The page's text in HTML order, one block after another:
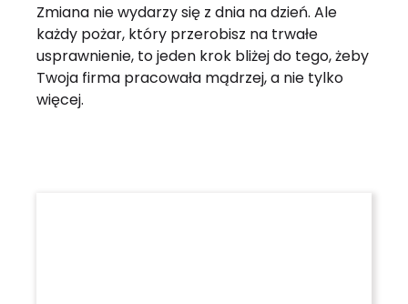
Zmiana nie wydarzy się z dnia na dzień. Ale
każdy pożar, który przerobisz na trwałe
usprawnienie, to jeden krok bliżej do tego, żeby
Twoja firma pracowała mądrzej, a nie tylko
więcej.